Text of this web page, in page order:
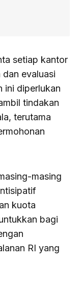
setiap kantor
evaluasi
ini diperlukan
tindakan
terutama
masing
kuota
bagi
RI yang